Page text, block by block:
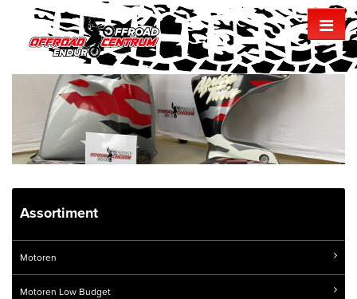
Assortiment
Motoren
Motoren Low Budget